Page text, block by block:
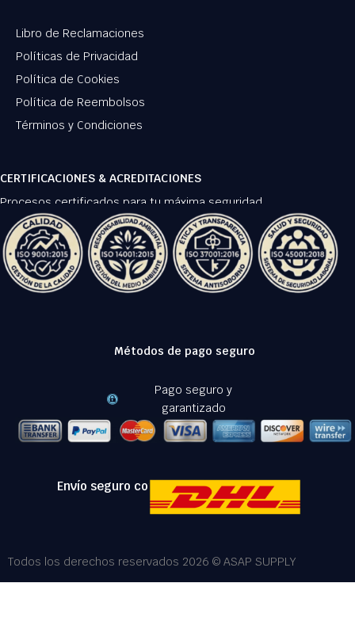
Libro de Reclamaciones
Políticas de Privacidad
Política de Cookies
Política de Reembolsos
Términos y Condiciones
CERTIFICACIONES & ACREDITACIONES
Procesos certificados para tu máxima seguridad.
Métodos de pago seguro
Pago seguro y
garantizado
Envío seguro con:
Todos los derechos reservados 2026 © ASAP SUPPLY